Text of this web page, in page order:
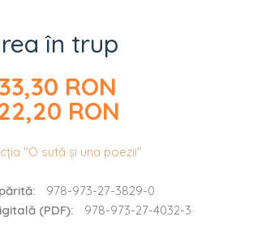
în trup
RON
RON
"O sută şi una poezii"
978-973-27-3829-0
(PDF):
978-973-27-4032-3